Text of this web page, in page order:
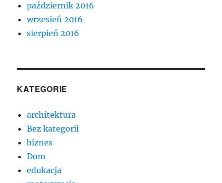
październik 2016
wrzesień 2016
sierpień 2016
KATEGORIE
architektura
Bez kategorii
biznes
Dom
edukacja